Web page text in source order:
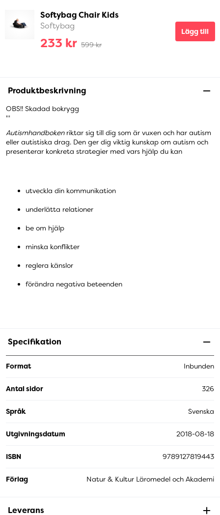
Softybag Chair Kids
Softybag
233 kr 599 kr
Lägg till
Produktbeskrivning
OBS!! Skadad bokrygg
"'
Autismhandbokenriktar sig till dig som är vuxen och har autism
eller autistiska drag. Den ger dig viktig kunskap om autism och
presenterar konkreta strategier med vars hjälp du kan
utveckla din kommunikation
underlätta relationer
be om hjälp
minska konflikter
reglera känslor
förändra negativa beteenden
Specifikation
Format Inbunden
Antal sidor 326
Språk Svenska
Utgivningsdatum 2018-08-18
ISBN 9789127819443
Förlag Natur & Kultur Läromedel och Akademi
Leverans